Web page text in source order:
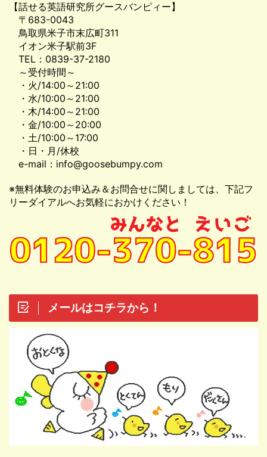
【話せる英語研究所グースバンピィー】
〒683-0043
鳥取県米子市末広町311
イオン米子駅前3F
TEL：0839-37-2180
～受付時間～
・火/14:00～21:00
・水/10:00～21:00
・木/14:00～21:00
・金/10:00～20:00
・土/10:00～17:00
・日・月/休校
e-mail：info@goosebumpy.com
※無料体験のお申込み＆お問合せに関しましては、下記フ
リーダイアルへお気軽におかけください！
メールはコチラから！